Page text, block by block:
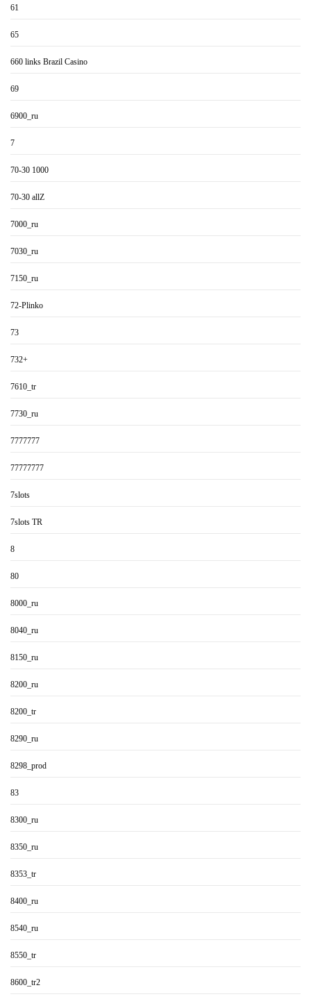
61
65
660 links Brazil Casino
69
6900_ru
7
70-30 1000
70-30 allZ
7000_ru
7030_ru
7150_ru
72-Plinko
73
732+
7610_tr
7730_ru
7777777
77777777
7slots
7slots TR
8
80
8000_ru
8040_ru
8150_ru
8200_ru
8200_tr
8290_ru
8298_prod
83
8300_ru
8350_ru
8353_tr
8400_ru
8540_ru
8550_tr
8600_tr2